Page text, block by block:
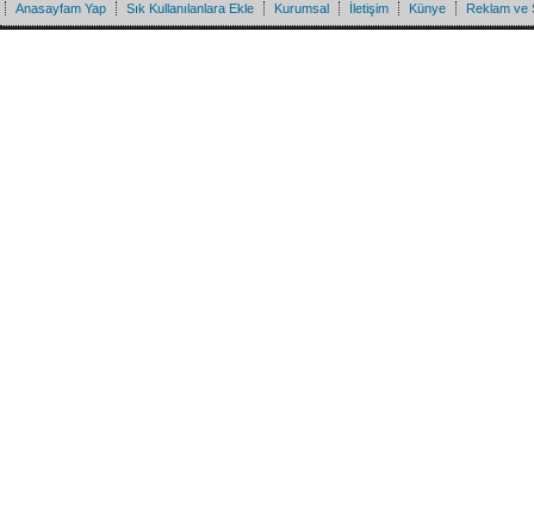
Anasayfam Yap Sık Kullanılanlara Ekle Kurumsal İletişim Künye Reklam ve